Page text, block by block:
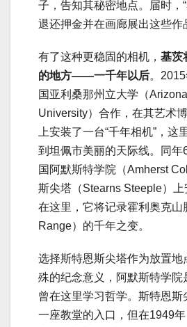
子，告知其秘密地点。届时，
退还押金并在画廊展出这些作
有了这种更稳固的相机， 基茨
的地方——一千年以后。
国亚利桑那州立大学（
University）合作，在其艺术
上安装了一台“千年相机”，这
到坦佩市美丽的天际线。同年
国阿默斯特学院（Amherst
斯尖塔（Stearns Steeple）上
在这里，它将记录霍利奥克山
Range）的千年之变。
选择斯特恩斯尖塔作为放置地
殊的纪念意义，阿默斯特学院
曾在这里学习哲学。斯特恩斯
一座教堂的入口，但在1949